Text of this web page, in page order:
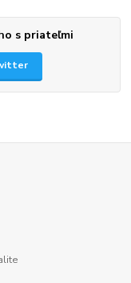
s priateľmi